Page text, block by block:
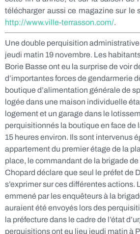
télécharger aussi ce magazine sur le
http://www.ville-terrasson.com/.
Une double perquisition administrative
jeudi matin 19 novembre. Les
Borie Basse ont eu la surprise de voir
d’importantes forces de gendarmerie
boutique d’alimentation générale de
logée dans une maison individuelle
logement et un garage dans le
perquisitionnés la boutique en face de
15 heures environ. Ils sont intervenus
appartement du premier étage de la
place, le commandant de la brigade
Chopard déclare que seul le préfet de
s’exprimer sur ces différentes actions.
emmené par les enquêteurs à la
auraient été envoyés lors des
la préfecture dans le cadre de l’état
perquisitions ont eu lieu jeudi matin à